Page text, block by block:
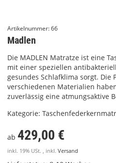
Artikelnummer:66
Madlen
Die MADLEN Matratze ist eine
mit einer speziellen
gesundes Schlafklima sorgt. Die
verschiedenen Materialien
zuverlässig eine atmungsaktive
Kategorie:
ab 429,00 €
inkl. 19% USt. , inkl. Versand